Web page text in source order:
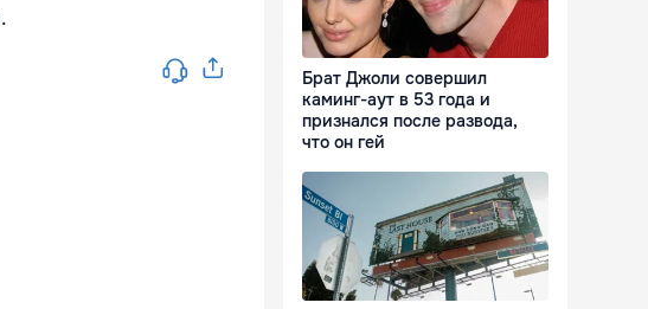
Брат Джоли совершил
каминг-аут в 53 года и
признался после развода,
что он гей